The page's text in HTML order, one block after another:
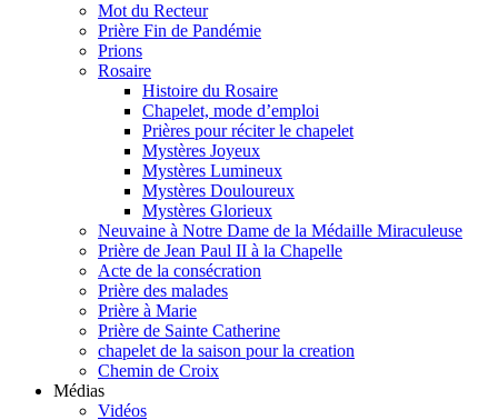
Mot du Recteur
Prière Fin de Pandémie
Prions
Rosaire
Histoire du Rosaire
Chapelet, mode d’emploi
Prières pour réciter le chapelet
Mystères Joyeux
Mystères Lumineux
Mystères Douloureux
Mystères Glorieux
Neuvaine à Notre Dame de la Médaille Miraculeuse
Prière de Jean Paul II à la Chapelle
Acte de la consécration
Prière des malades
Prière à Marie
Prière de Sainte Catherine
chapelet de la saison pour la creation
Chemin de Croix
Médias
Vidéos